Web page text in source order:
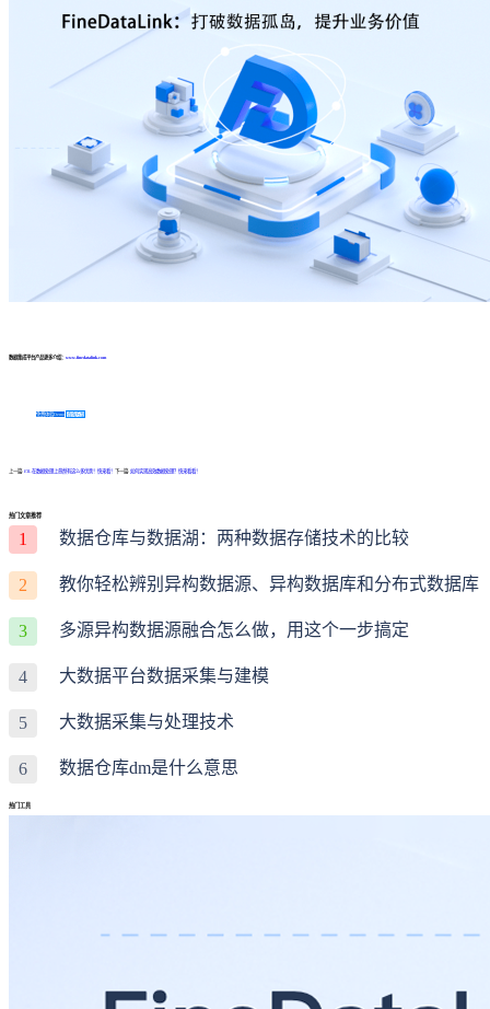
数据集成平台产品更多介绍： www.finedatalink.com
免费体验Demo 咨询方案
上一篇: ETL 在数据处理上竟然有这么多优势！快来看！ 下一篇: 如何实现高效数据处理？快来看看！
热门文章推荐
1 数据仓库与数据湖：两种数据存储技术的比较
2 教你轻松辨别异构数据源、异构数据库和分布式数据库
3 多源异构数据源融合怎么做，用这个一步搞定
4 大数据平台数据采集与建模
5 大数据采集与处理技术
6 数据仓库dm是什么意思
热门工具